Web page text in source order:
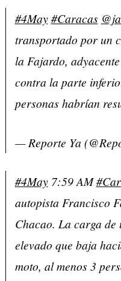
#4May #Caracas
transportado por un
la Fajardo,
contra la parte
personas habrían
— Reporte Ya
#4May7:59 AM
autopista Francisco
Chacao. La carga
elevado que baja
moto, al menos 3